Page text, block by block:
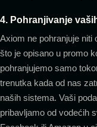
4. Pohranjivanje
Axiom ne pohranjuje niti
što je opisano u promo
pohranjujemo samo
trenutka kada od nas
naših sistema. Vaši
pribavljamo od vodećih